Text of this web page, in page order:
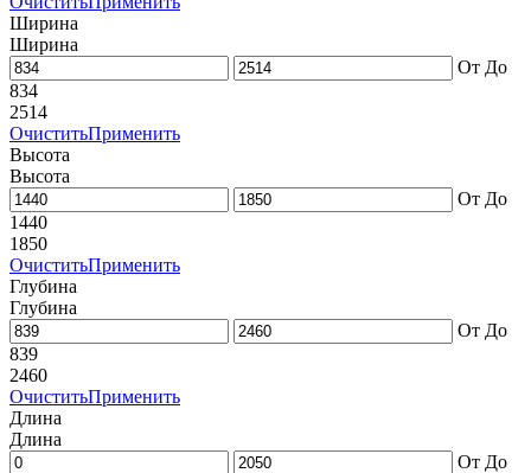
Ширина
Ширина
От До
834
2514
ОчиститьПрименить
Высота
Высота
От До
1440
1850
ОчиститьПрименить
Глубина
Глубина
От До
839
2460
ОчиститьПрименить
Длина
Длина
От До